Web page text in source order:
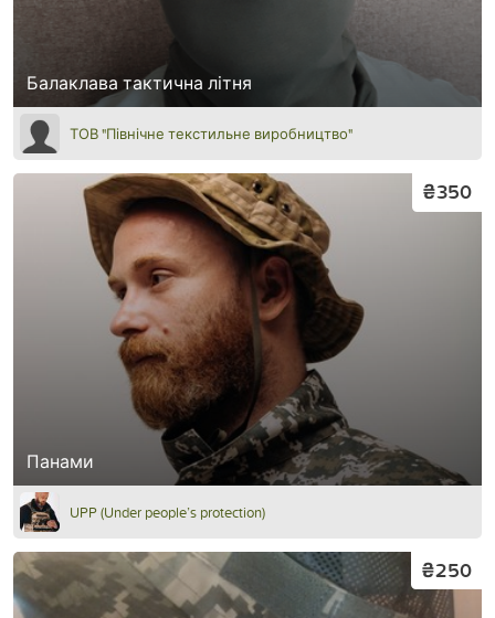
Балаклава тактична літня
ТОВ "Північне текстильне виробництво"
Панами
₴350
UPP (Under people’s protection)
₴250